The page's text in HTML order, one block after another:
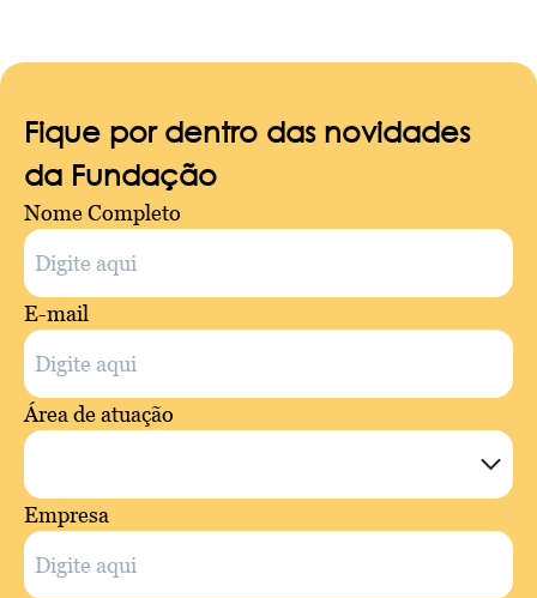
Fique por dentro das novidades
da Fundação
Nome Completo
E-mail
Área de atuação
Empresa